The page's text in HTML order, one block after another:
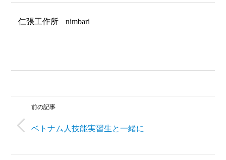
仁張工作所 nimbari
前の記事
ベトナム人技能実習生と一緒に